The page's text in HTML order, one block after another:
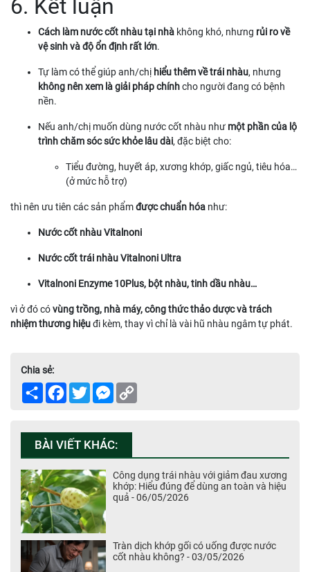
6. Kết luận
Cách làm nước cốt nhàu tại nhà không khó, nhưng rủi ro về
vệ sinh và độ ổn định rất lớn.
Tự làm có thể giúp anh/chị hiểu thêm về trái nhàu, nhưng
không nên xem là giải pháp chínhcho người đang có bệnh
nền.
Nếu anh/chị muốn dùng nước cốt nhàu như một phần của lộ
trình chăm sóc sức khỏe lâu dài, đặc biệt cho:
Tiểu đường, huyết áp, xương khớp, giấc ngủ, tiêu hóa…
(ở mức hỗ trợ)
thì nên ưu tiên các sản phẩmđược chuẩn hóa như:
Nước cốt nhàu Vitalnoni
Nước cốt trái nhàu Vitalnoni Ultra
Vitalnoni Enzyme 10Plus, bột nhàu, tinh dầu nhàu…
vì ở đó cóvùng trồng, nhà máy, công thức thảo dược và trách
nhiệm thương hiệuđi kèm, thay vì chỉ là vài hũ nhàu ngâm tự phát.
Chia sẻ:
Share Facebook
TwitterMessenger
BÀI VIẾT KHÁC:
Công dụng trái nhàu với giảm đau xương
khớp: Hiểu đúng để dùng an toàn và hiệu
quả - 06/05/2026
Tràn dịch khớp gối có uống được nước
cốt nhàu không? - 03/05/2026